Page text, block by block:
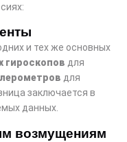
и тех же основных
гироскопов для
для
заключается в
данных.
возмущениям